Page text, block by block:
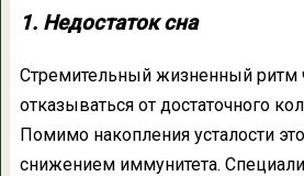
1. Недостаток сна
Стремительный жизненный ритм
отказываться от достаточного
Помимо накопления усталости
снижением иммунитета.